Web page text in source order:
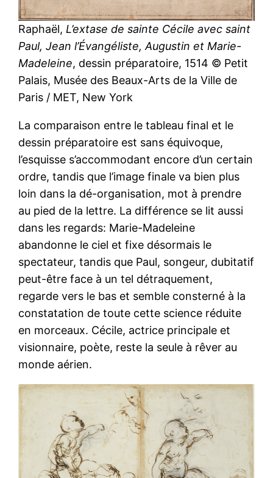
Raphaël, L’extase de sainte Cécile avec saint
Paul, Jean l’Évangéliste, Augustin et Marie-
Madeleine, dessin préparatoire, 1514 © Petit
Palais, Musée des Beaux-Arts de la Ville de
Paris / MET, New York
La comparaison entre le tableau final et le
dessin préparatoire est sans équivoque,
l’esquisse s’accommodant encore d’un certain
ordre, tandis que l’image finale va bien plus
loin dans la dé-organisation, mot à prendre
au pied de la lettre. La différence se lit aussi
dans les regards: Marie-Madeleine
abandonne le ciel et fixe désormais le
spectateur, tandis que Paul, songeur, dubitatif
peut-être face à un tel détraquement,
regarde vers le bas et semble consterné à la
constatation de toute cette science réduite
en morceaux. Cécile, actrice principale et
visionnaire, poète, reste la seule à rêver au
monde aérien.